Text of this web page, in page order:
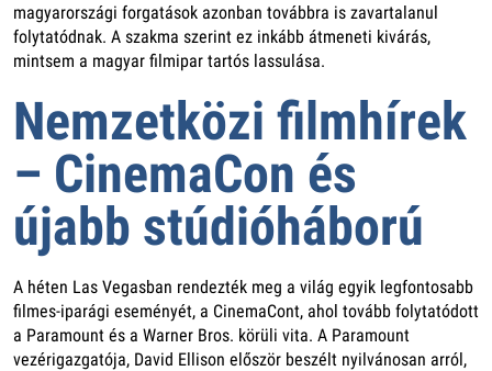
magyarországi forgatások azonban továbbra is zavartalanul
folytatódnak. A szakma szerint ez inkább átmeneti kivárás,
mintsem a magyar filmipar tartós lassulása.
Nemzetközi filmhírek
– CinemaCon és
újabb stúdióháború
A héten Las Vegasban rendezték meg a világ egyik legfontosabb
filmes-iparági eseményét, a CinemaCont, ahol tovább folytatódott
a Paramount és a Warner Bros. körüli vita. A Paramount
vezérigazgatója, David Ellison először beszélt nyilvánosan arról,